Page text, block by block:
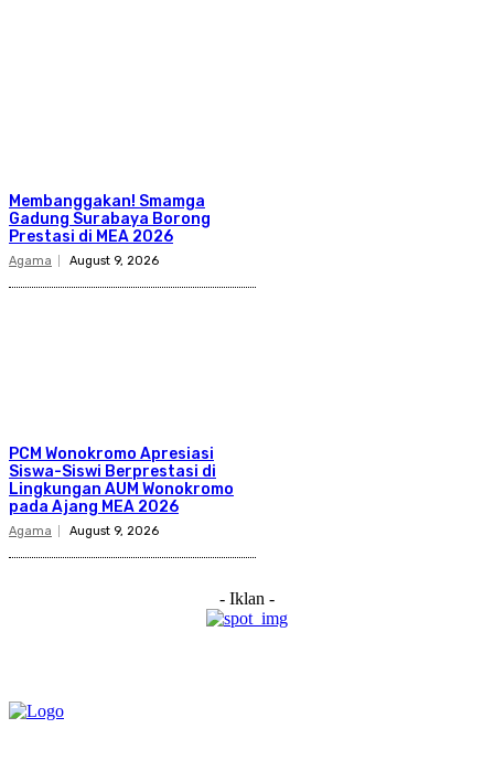
Membanggakan! Smamga
Gadung Surabaya Borong
Prestasi di MEA 2026
Agama August 9, 2026
PCM Wonokromo Apresiasi
Siswa-Siswi Berprestasi di
Lingkungan AUM Wonokromo
pada Ajang MEA 2026
Agama August 9, 2026
- Iklan -